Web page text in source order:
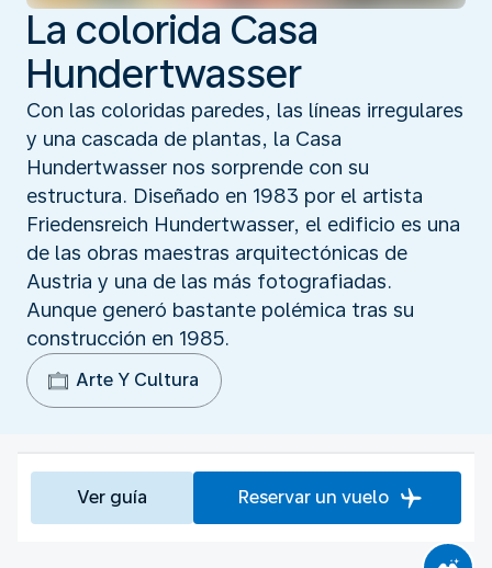
La colorida Casa
Hundertwasser
Con las coloridas paredes, las líneas irregulares
y una cascada de plantas, la Casa
Hundertwasser nos sorprende con su
estructura. Diseñado en 1983 por el artista
Friedensreich Hundertwasser, el edificio es una
de las obras maestras arquitectónicas de
Austria y una de las más fotografiadas.
Aunque generó bastante polémica tras su
construcción en 1985.
Arte Y Cultura
Ver guía Reservar un vuelo